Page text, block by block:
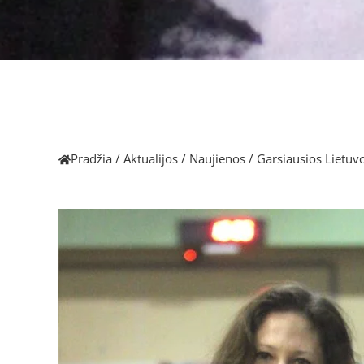
Pradžia / Aktualijos / Naujienos / Garsiausios